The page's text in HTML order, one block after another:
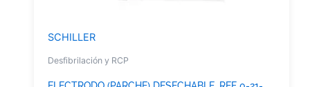
SCHILLER
Desfibrilación y RCP